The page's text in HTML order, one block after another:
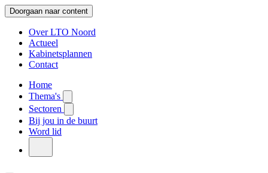
Doorgaan naar content
Over LTO Noord
Actueel
Kabinetsplannen
Contact
Home
Thema's
Sectoren
Bij jou in de buurt
Word lid